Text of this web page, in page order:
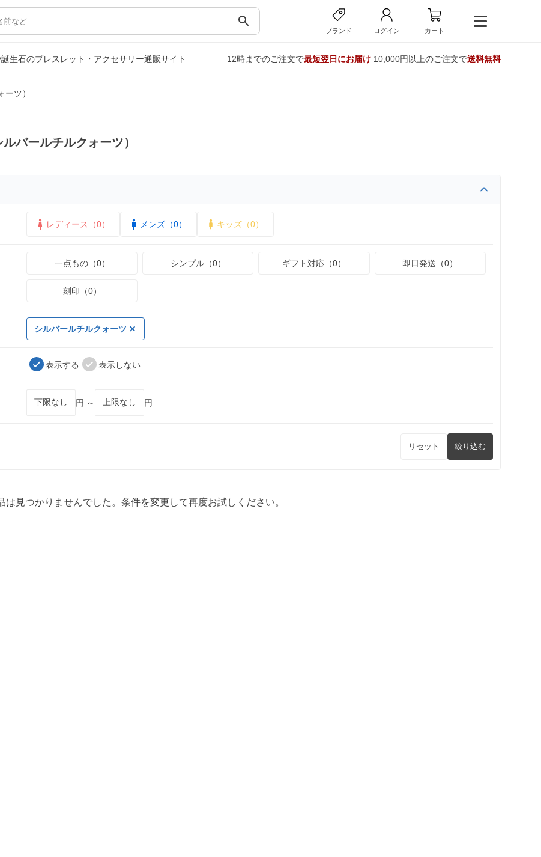
search
ブランド ログイン カート
生石のブレスレット・アクセサリー通販サイト 12時までのご注文で最短翌日にお届け10,000円以上のご注文で送料無料
ツ）
バールチルクォーツ）
レディース（0） メンズ（0） キッズ（0）
一点もの（0） シンプル（0） ギフト対応（0） 即日発送（0）
刻印（0）
シルバールチルクォーツ
表示する 表示しない
円 ～ 円
リセット 絞り込む
は見つかりませんでした。条件を変更して再度お試しください。